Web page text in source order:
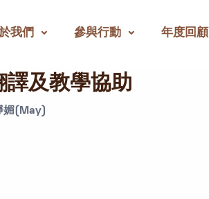
我們 參與行動 年度回顧
助
譯及教學協助
媚(May)